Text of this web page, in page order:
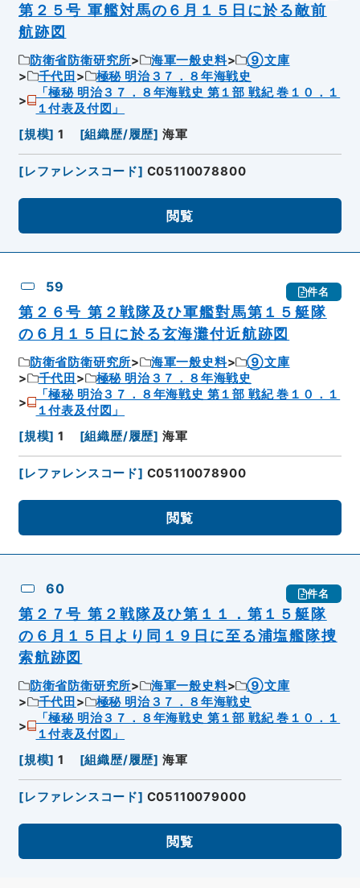
第２５号 軍艦対馬の６月１５日に於る敵前
航跡図
防衛省防衛研究所 海軍一般史料
⑨文庫
千代田
極秘 明治３７．８年海戦史
「極秘 明治３７．８年海戦史 第１部 戦紀 巻１０．１
１付表及付図」
[規模] 1 [組織歴/履歴] 海軍
[レファレンスコード] C05110078800
閲覧
59 件名
第２６号 第２戦隊及ひ軍艦對馬第１５艇隊
の６月１５日に於る玄海灘付近航跡図
防衛省防衛研究所 海軍一般史料
⑨文庫
千代田
極秘 明治３７．８年海戦史
「極秘 明治３７．８年海戦史 第１部 戦紀 巻１０．１
１付表及付図」
[規模] 1 [組織歴/履歴] 海軍
[レファレンスコード] C05110078900
閲覧
60 件名
第２７号 第２戦隊及ひ第１１．第１５艇隊
の６月１５日より同１９日に至る浦塩艦隊捜
索航跡図
防衛省防衛研究所 海軍一般史料
⑨文庫
千代田
極秘 明治３７．８年海戦史
「極秘 明治３７．８年海戦史 第１部 戦紀 巻１０．１
１付表及付図」
[規模] 1 [組織歴/履歴] 海軍
[レファレンスコード] C05110079000
閲覧